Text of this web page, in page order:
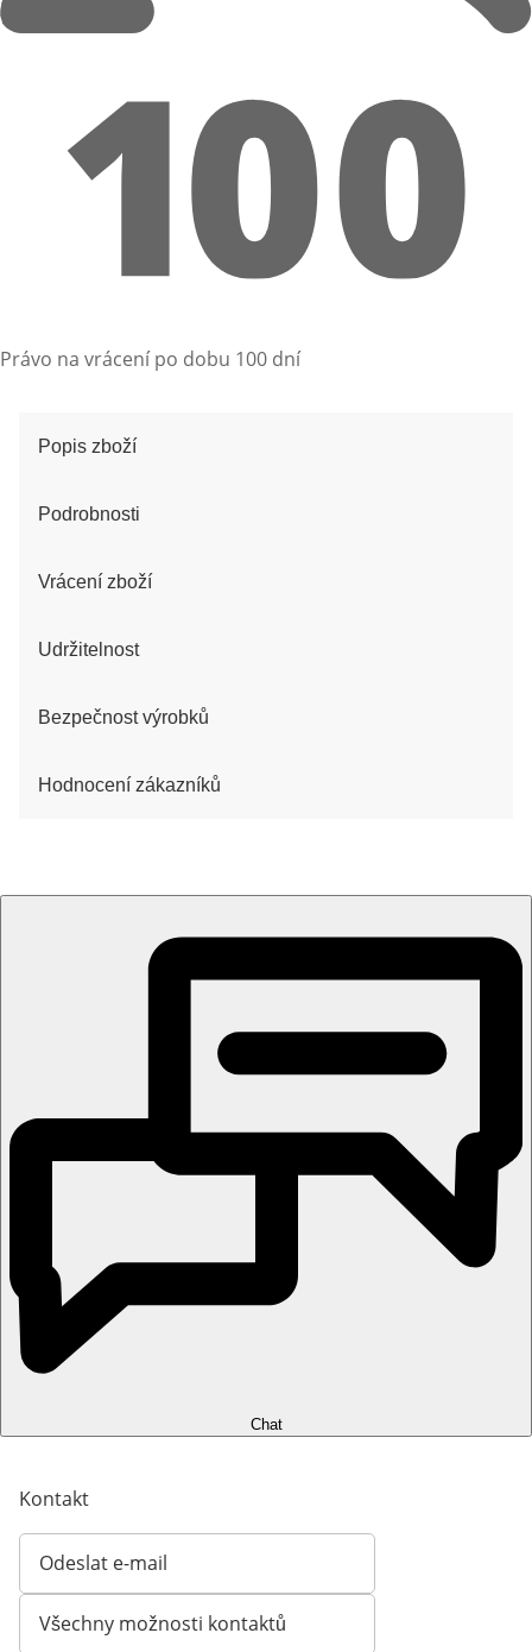
Právo na vrácení po dobu 100 dní
Popis zboží
Podrobnosti
Vrácení zboží
Udržitelnost
Bezpečnost výrobků
Hodnocení zákazníků
Chat
Kontakt
Odeslat e-mail
Otevírá e-mailového klienta
Všechny možnosti kontaktů